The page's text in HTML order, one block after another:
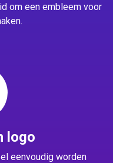
om een embleem voor
logo
eenvoudig worden